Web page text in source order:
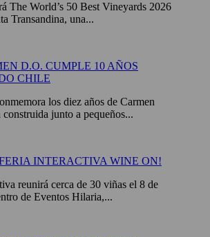
The World’s 50 Best Vineyards 2026
Transandina, una...
D.O. CUMPLE 10 AÑOS
CHILE
los diez años de Carmen
junto a pequeños...
INTERACTIVA WINE ON!
reunirá cerca de 30 viñas el 8 de
de Eventos Hilaria,...